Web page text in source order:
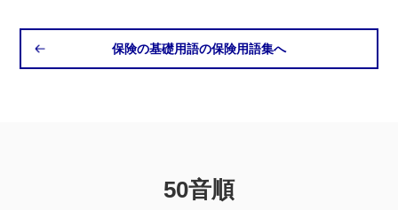
保険の基礎用語の保険用語集へ
50音順